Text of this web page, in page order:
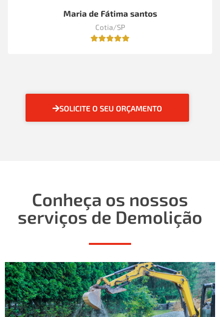
Maria de Fátima santos
Cotia/SP
SOLICITE O SEU ORÇAMENTO
Conheça os nossos
serviços de Demolição